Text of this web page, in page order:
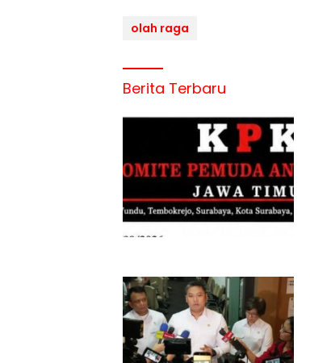
olah raga
Berita Terbaru